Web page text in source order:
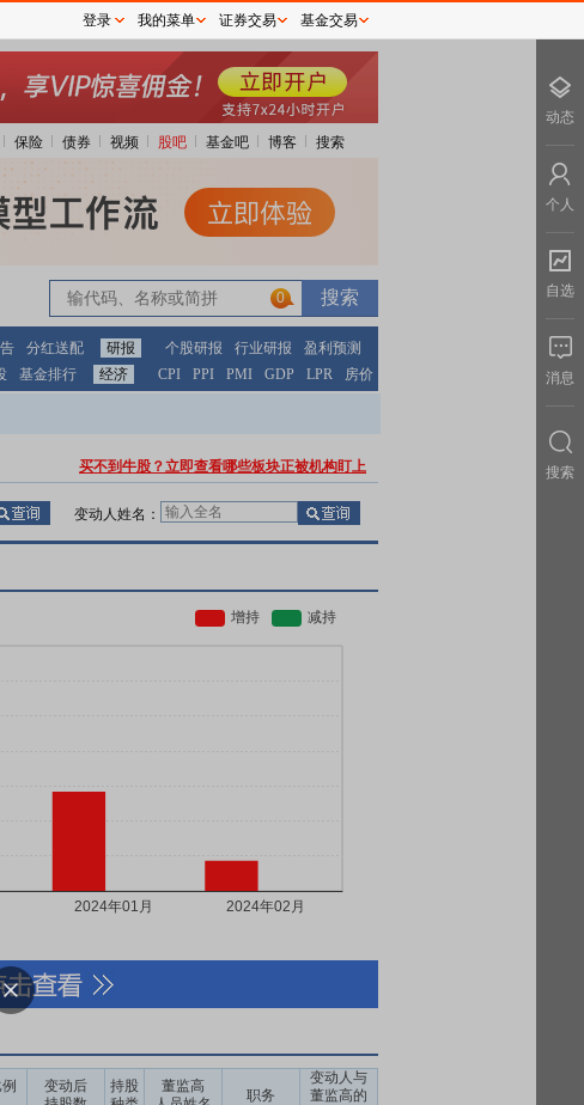
保险 债券 视频 股吧 基金吧 博客 搜索
0
分红送配 研报 个股研报 行业研报
盈利预测
基金排行 经济 CPI PPI PMI GDP LPR 房价
买不到牛股？立即查看哪些板块正被机构盯上
变动人姓名：
例
变动后
持股
董监高
职务
变动人与
董监高的
登录 我的菜单 证券交易 基金交易
动态
个人
自选
消息
搜索